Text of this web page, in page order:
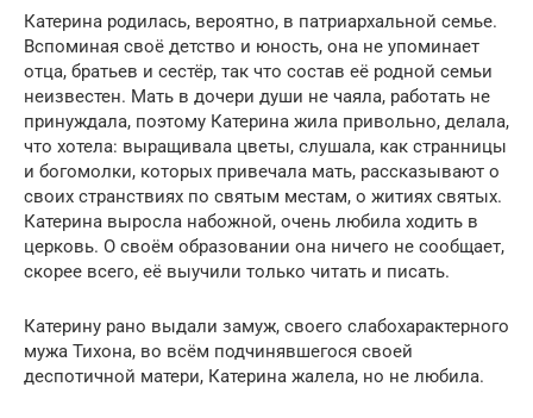
Катерина родилась, вероятно, в патриархальной семье.
Вспоминая своё детство и юность, она не упоминает
отца, братьев и сестёр, так что состав её родной семьи
неизвестен. Мать в дочери души не чаяла, работать не
принуждала, поэтому Катерина жила привольно, делала,
что хотела: выращивала цветы, слушала, как странницы
и богомолки, которых привечала мать, рассказывают о
своих странствиях по святым местам, о житиях святых.
Катерина выросла набожной, очень любила ходить в
церковь. О своём образовании она ничего не сообщает,
скорее всего, её выучили только читать и писать.
Катерину рано выдали замуж, своего слабохарактерного
мужа Тихона, во всём подчинявшегося своей
деспотичной матери, Катерина жалела, но не любила.